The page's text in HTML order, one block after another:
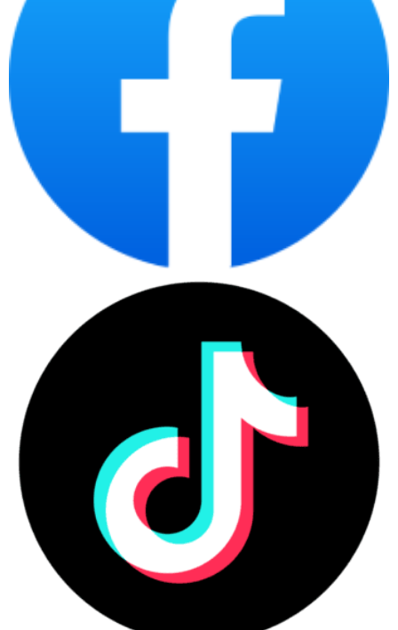
165Hz + 1ms + FreeSync Premium – tốc độ mượt, không xé
số quét 165Hz, mọi chuyển động trong game – từ lia chuột, xoay
camera đến hiệu ứng kỹ năng – đều hiển thị cực kỳ trơn tru,
Thời gian phản hồi 1ms (MPRT) giảm thiểu hiện tượng bóng mờ,
giúp khung hình rõ nét trong các pha hành động tốc độ cao.
Công nghệ AMD FreeSync Premium đồng bộ khung hình giữa
GPU và màn hình, loại bỏ hiện tượng xé hình (tearing) và rung
khung (stuttering) – đặc biệt hữu ích khi chơi ở dải FPS không ổn
định. CDC Review Team thử nghiệm các tựa game như Valorant,
CS2 và Call of Duty MW3 đều cho kết quả ổn định ~165fps,
không lag, không drop frame, duy trì cảm giác phản hồi cực